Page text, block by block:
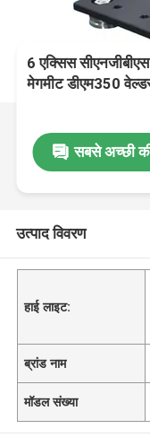
6 एक्सिस
मेगमीट डीएम350
सबसे अच्छी
उत्पाद विवरण
हाई लाइट:
ब्रांड नाम
मॉडल संख्या